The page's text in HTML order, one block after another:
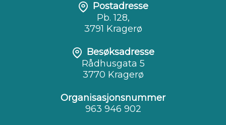
Postadresse
Pb. 128,
3791 Kragerø
Besøksadresse
Rådhusgata 5
3770 Kragerø
Organisasjonsnummer
963 946 902